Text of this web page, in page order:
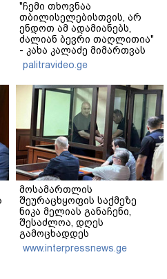
"ჩემი თხოვნაა
თბილისელებისთვის, არ
ენდოთ ამ ადამიანებს,
ძალიან ბევრი თაღლითია"
- კახა კალაძე მიმართვას
ავრცელებს
palitravideo.ge
მოსამართლის
შეურაცხყოფის საქმეზე
ნიკა მელიას განაჩენი,
შესაძლოა, დღეს
გამოცხადდეს
www.interpressnews.ge